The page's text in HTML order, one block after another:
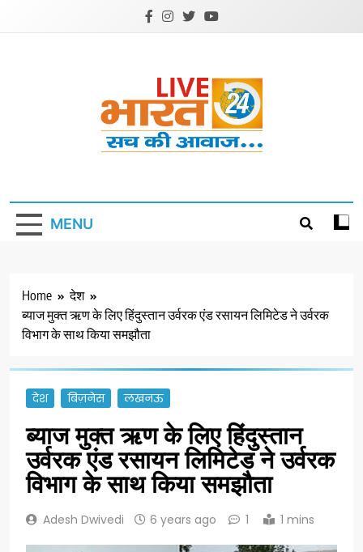
MENU
Home
देश
ब्याज मुक्त ऋण के लिए हिंदुस्तान उर्वरक एंड रसायन लिमिटेड ने उर्वरक
विभाग के साथ किया समझौता
देश बिज़नेस लखनऊ
ब्याज मुक्त ऋण के लिए हिंदुस्तान
उर्वरक एंड रसायन लिमिटेड ने उर्वरक
विभाग के साथ किया समझौता
Adesh Dwivedi 6 years ago 1 1 mins